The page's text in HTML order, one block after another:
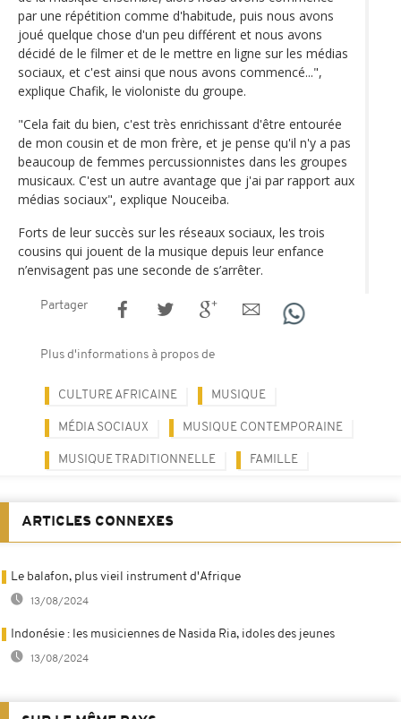
par une répétition comme d'habitude, puis nous avons
joué quelque chose d'un peu différent et nous avons
décidé de le filmer et de le mettre en ligne sur les médias
sociaux, et c'est ainsi que nous avons commencé...",
explique Chafik, le violoniste du groupe.
"Cela fait du bien, c'est très enrichissant d'être entourée
de mon cousin et de mon frère, et je pense qu'il n'y a pas
beaucoup de femmes percussionnistes dans les groupes
musicaux. C'est un autre avantage que j'ai par rapport aux
médias sociaux", explique Nouceiba.
Forts de leur succès sur les réseaux sociaux, les trois
cousins qui jouent de la musique depuis leur enfance
n’envisagent pas une seconde de s’arrêter.
Partager
Plus d'informations à propos de
CULTURE AFRICAINE MUSIQUE
MÉDIA SOCIAUX MUSIQUE CONTEMPORAINE
MUSIQUE TRADITIONNELLE FAMILLE
ARTICLES CONNEXES
Le balafon, plus vieil instrument d'Afrique
13/08/2024
Indonésie : les musiciennes de Nasida Ria, idoles des jeunes
13/08/2024